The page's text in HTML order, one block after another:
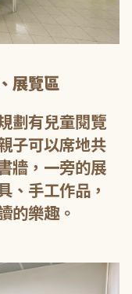
、展覽區
劃有兒童閱覽
子可以席地共
牆，一旁的展
、手工作品，
的樂趣。